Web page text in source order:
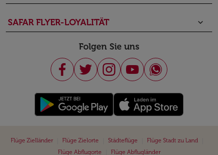
SAFAR FLYER-LOYALITÄT keyboard_arrow_down
Folgen Sie uns
Flüge Zielländer Flüge Zielorte Städteflüge Flüge Stadt zu Land
Flüge Abflugorte
Flüge Abflugländer